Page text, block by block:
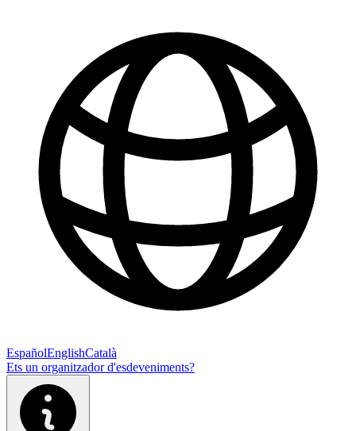
EspañolEnglishCatalà
Ets un organitzador d'esdeveniments?